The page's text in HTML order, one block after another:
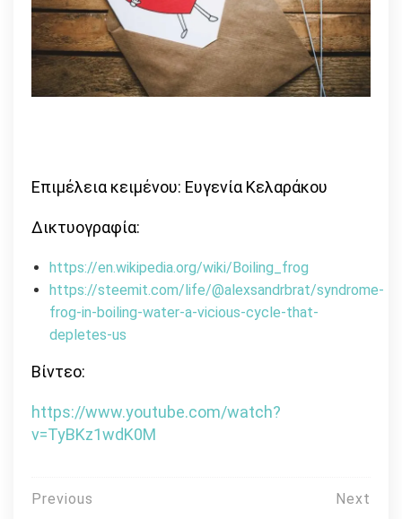
Επιμέλεια κειμένου: Ευγενία Κελαράκου
Δικτυογραφία:
https://en.wikipedia.org/wiki/Boiling_frog
https://steemit.com/life/@alexsandrbrat/syndrome-
frog-in-boiling-water-a-vicious-cycle-that-
depletes-us
Βίντεο:
https://www.youtube.com/watch?
v=TyBKz1wdK0M
Πλοήγηση
Previous Next